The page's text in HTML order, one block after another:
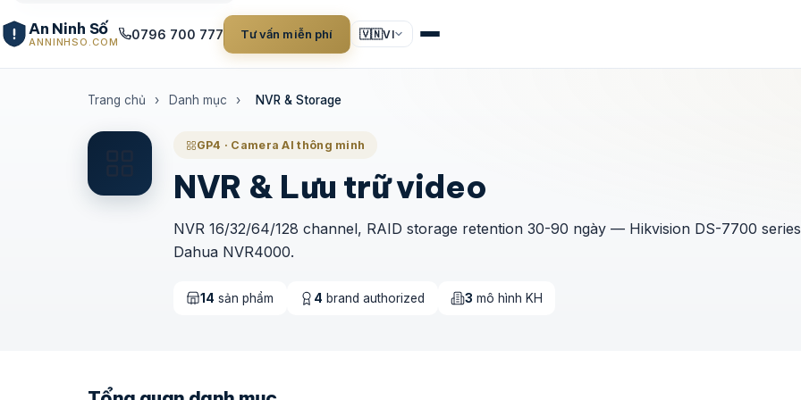
An Ninh Số
ANNINHSO.COM
0796 700 777 Tư vấn miễn phí 🇻🇳VI
Trang chủ › Danh mục › NVR & Storage
GP4 · Camera AI thông minh
NVR & Lưu trữ video
NVR 16/32/64/128 channel, RAID storage retention 30-90 ngày — Hikvision DS-7700
Dahua NVR4000.
14 sản phẩm 4 brand authorized 3 mô hình KH